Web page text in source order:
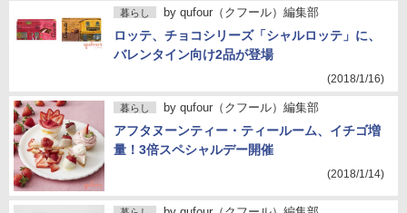
暮らし by qufour（クフール）編集部
ロッテ、チョコシリーズ「シャルロッテ」に、
バレンタイン向け2品が登場
(2018/1/16)
暮らし by qufour（クフール）編集部
アフタヌーンティー・ティールーム、イチゴ増
量！3倍スペシャルデー開催
(2018/1/14)